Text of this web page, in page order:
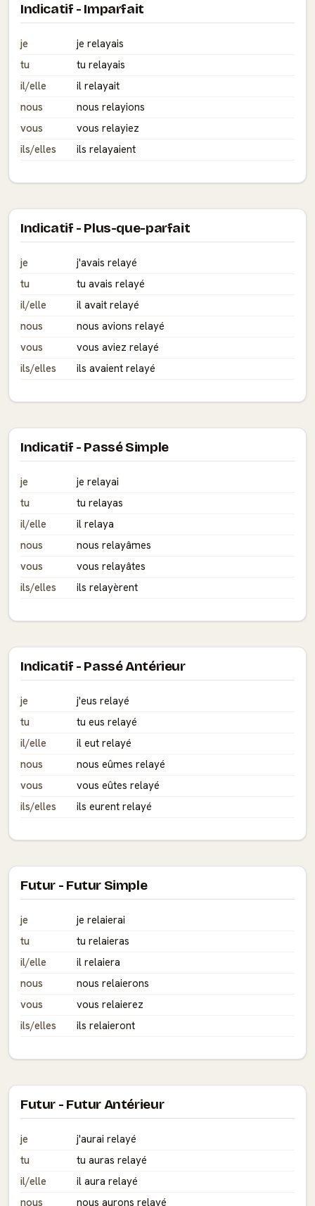
Indicatif - Imparfait
je
je relayais
tu
tu relayais
il/elle
il relayait
nous
nous relayions
vous
vous relayiez
ils/elles
ils relayaient
Indicatif - Plus-que-parfait
je
j'avais relayé
tu
tu avais relayé
il/elle
il avait relayé
nous
nous avions relayé
vous
vous aviez relayé
ils/elles
ils avaient relayé
Indicatif - Passé Simple
je
je relayai
tu
tu relayas
il/elle
il relaya
nous
nous relayâmes
vous
vous relayâtes
ils/elles
ils relayèrent
Indicatif - Passé Antérieur
je
j'eus relayé
tu
tu eus relayé
il/elle
il eut relayé
nous
nous eûmes relayé
vous
vous eûtes relayé
ils/elles
ils eurent relayé
Futur - Futur Simple
je
je relaierai
tu
tu relaieras
il/elle
il relaiera
nous
nous relaierons
vous
vous relaierez
ils/elles
ils relaieront
Futur - Futur Antérieur
je
j'aurai relayé
tu
tu auras relayé
il/elle
il aura relayé
nous
nous aurons relayé